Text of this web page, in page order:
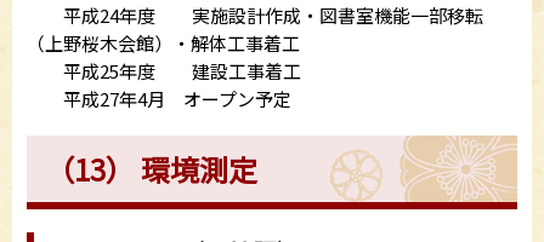
平成24年度 実施設計作成・図書室機能一部移転
（上野桜木会館）・解体工事着工
平成25年度 建設工事着工
平成27年4月 オープン予定
（13） 環境測定